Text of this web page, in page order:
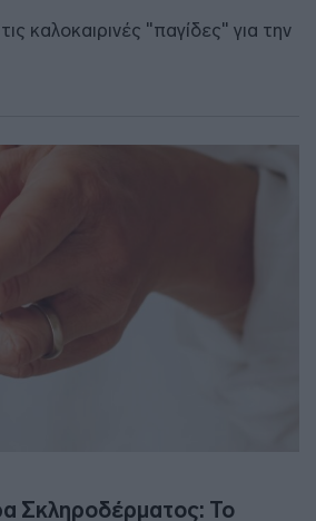
καλοκαιρινές "παγίδες" για την
Σκληροδέρματος: Το